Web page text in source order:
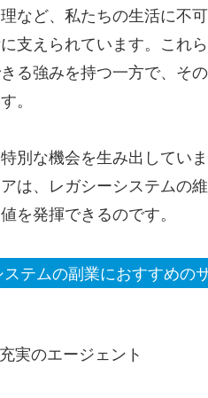
など、私たちの生活に不
支えられています。これ
る強みを持つ一方で、そ
。
別な機会を生み出してい
は、レガシーシステムの
を発揮できるのです。
テムの副業におすすめの
実のエージェント